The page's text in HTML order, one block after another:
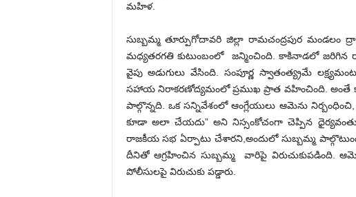
మహిళ.
సుబ్బమ్మ తూర్పుగోదావరి జిల్లా రామచంద్రపుర మండలం
మధ్యతరగతి కుటుంబంలో జన్మించింది. కాకినాడలో
వైపు అడుగులు వేసింది. సంపూర్ణ స్వాతంత్య్రమే
సహాయ నిరాకరణోద్యమంలో ప్రముఖ ప్రాత వహించింది. అంతే
పాల్గొన్నది. ఒక సన్నివేశంలో ఆంగ్లేయులు ఆమెను
కూడా అలా చేయదు” అని నిస్సంకోచంగా చెప్పిన
రాజకీయ సభ ఏర్పాటు చేశారని,అందులో సుబ్బమ్మ
దీనితో ఆగ్రహించిన సుబ్బమ్మ వారిపై విరుచుకుపడింది.
పోలీసులపై విరుచుకు పడ్డారు.